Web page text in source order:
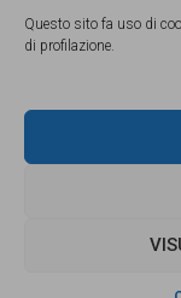
Questo sito fa uso di
di profilazione.
Prima ancora
Giuseppe
cittadina. “Un
impunito e
della nostra